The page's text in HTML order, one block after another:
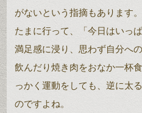
がないという指摘もあります。
たまに行って、「今日はいっ
満足感に浸り、思わず自分へ
飲んだり焼き肉をおなか一杯
っかく運動をしても、逆に太
のですよね。